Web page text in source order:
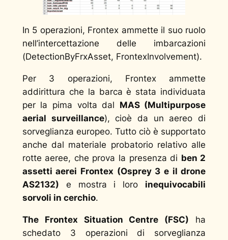
In 5 operazioni, Frontex ammette il suo ruolo
nell’intercettazione delle imbarcazioni
(DetectionByFrxAsset, FrontexInvolvement).
Per 3 operazioni, Frontex ammette
addirittura che la barca è stata individuata
per la pima volta dal MAS (Multipurpose
aerial surveillance), cioè da un aereo di
sorveglianza europeo. Tutto ciò è supportato
anche dal materiale probatorio relativo alle
rotte aeree, che prova la presenza di ben 2
assetti aerei Frontex (Osprey 3 e il drone
AS2132) e mostra i loro inequivocabili
sorvoli in cerchio.
The Frontex Situation Centre (FSC) ha
schedato 3 operazioni di sorveglianza